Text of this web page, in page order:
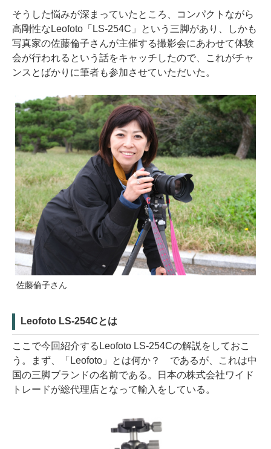
そうした悩みが深まっていたところ、コンパクトながら
高剛性なLeofoto「LS-254C」という三脚があり、しかも
写真家の佐藤倫子さんが主催する撮影会にあわせて体験
会が行われるという話をキャッチしたので、これがチャ
ンスとばかりに筆者も参加させていただいた。
佐藤倫子さん
Leofoto LS-254Cとは
ここで今回紹介するLeofoto LS-254Cの解説をしておこ
う。まず、「Leofoto」とは何か？ であるが、これは中
国の三脚ブランドの名前である。日本の株式会社ワイド
トレードが総代理店となって輸入をしている。